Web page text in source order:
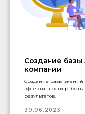
Создание базы
компании
Создание базы знаний
эффективности
результатов.
30.06.2023